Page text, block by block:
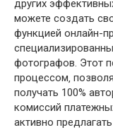
других
можете создать
функцией онлайн-
фотографов. Этот
процессом‚
получать 100%
комиссий
активно